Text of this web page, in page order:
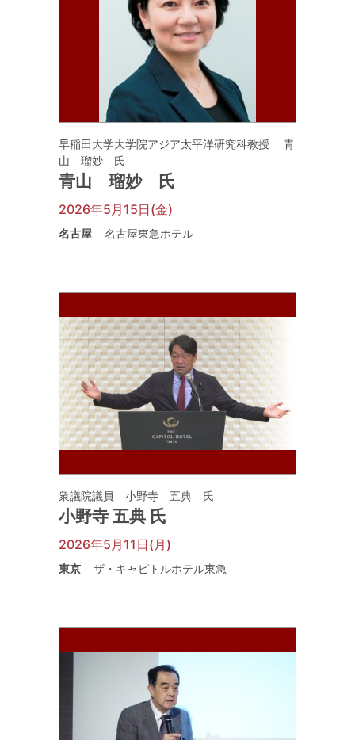
早稲田大学大学院アジア太平洋研究科教授 青
山 瑠妙 氏
青山 瑠妙 氏
2026年5月15日(金)
名古屋 名古屋東急ホテル
衆議院議員 小野寺 五典 氏
小野寺 五典 氏
2026年5月11日(月)
東京 ザ・キャピトルホテル東急